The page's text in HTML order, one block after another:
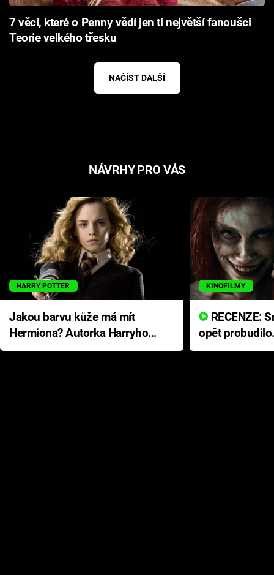
7 věcí, které o Penny vědí jen ti největší fanoušci
Teorie velkého třesku
NAČÍST DALŠÍ
NÁVRHY PRO VÁS
HARRY POTTER
Jakou barvu kůže má mít
Hermiona? Autorka Harryho
Pottera přišla s ráznou
KINOFILMY
opět
přichází s